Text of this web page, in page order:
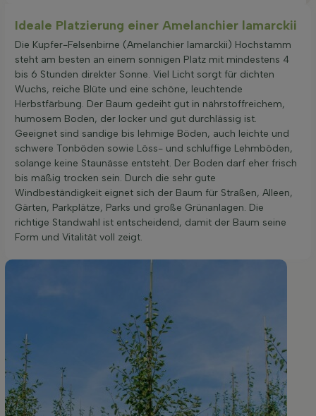
Ideale Platzierung einer Amelanchier lamarckii
Die Kupfer-Felsenbirne (Amelanchier lamarckii) Hochstamm
steht am besten an einem sonnigen Platz mit mindestens 4
bis 6 Stunden direkter Sonne. Viel Licht sorgt für dichten
Wuchs, reiche Blüte und eine schöne, leuchtende
Herbstfärbung. Der Baum gedeiht gut in nährstoffreichem,
humosem Boden, der locker und gut durchlässig ist.
Geeignet sind sandige bis lehmige Böden, auch leichte und
schwere Tonböden sowie Löss- und schluffige Lehmböden,
solange keine Staunässe entsteht. Der Boden darf eher frisch
bis mäßig trocken sein. Durch die sehr gute
Windbeständigkeit eignet sich der Baum für Straßen, Alleen,
Gärten, Parkplätze, Parks und große Grünanlagen. Die
richtige Standwahl ist entscheidend, damit der Baum seine
Form und Vitalität voll zeigt.